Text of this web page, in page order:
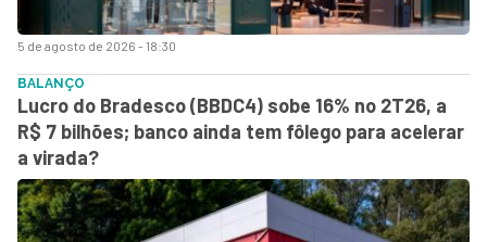
5 de agosto de 2026 - 18:30
BALANÇO
Lucro do Bradesco (BBDC4) sobe 16% no 2T26, a
R$ 7 bilhões; banco ainda tem fôlego para acelerar
a virada?